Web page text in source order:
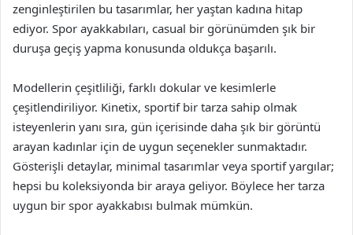
zenginleştirilen bu tasarımlar, her yaştan kadına hitap
ediyor. Spor ayakkabıları, casual bir görünümden şık bir
duruşa geçiş yapma konusunda oldukça başarılı.
Modellerin çeşitliliği, farklı dokular ve kesimlerle
çeşitlendiriliyor. Kinetix, sportif bir tarza sahip olmak
isteyenlerin yanı sıra, gün içerisinde daha şık bir görüntü
arayan kadınlar için de uygun seçenekler sunmaktadır.
Gösterişli detaylar, minimal tasarımlar veya sportif yargılar;
hepsi bu koleksiyonda bir araya geliyor. Böylece her tarza
uygun bir spor ayakkabısı bulmak mümkün.